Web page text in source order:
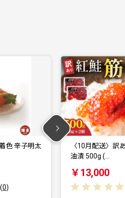
紅鮭筋子醤
(0
【毎月定期便】
鮮魚 厳選 国産
￥49,000